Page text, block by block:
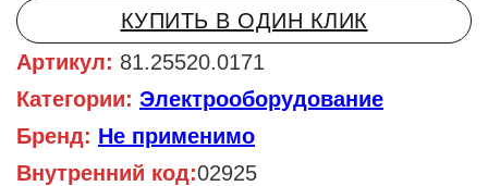
к
а
0
и
з
5
КУПИТЬ В ОДИН КЛИК
Артикул: 81.25520.0171
Категории: Электрооборудование
Бренд: Не применимо
Внутренний код:02925